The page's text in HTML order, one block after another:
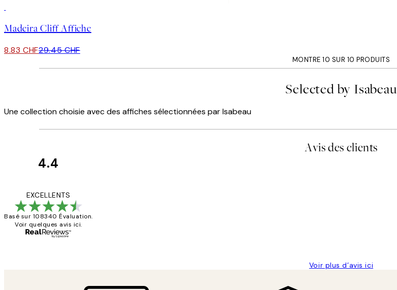
Madeira Cliff Affiche
8.83 CHF29.45 CHF
MONTRE 10 SUR 10 PRODUITS
Selected by Isabeau
Une collection choisie avec des affiches sélectionnées par Isabeau
Avis des clients
4.4
EXCELLENTS
Basé sur 108340 Évaluation.
Voir quelques avis ici.
Voir plus d’avis ici